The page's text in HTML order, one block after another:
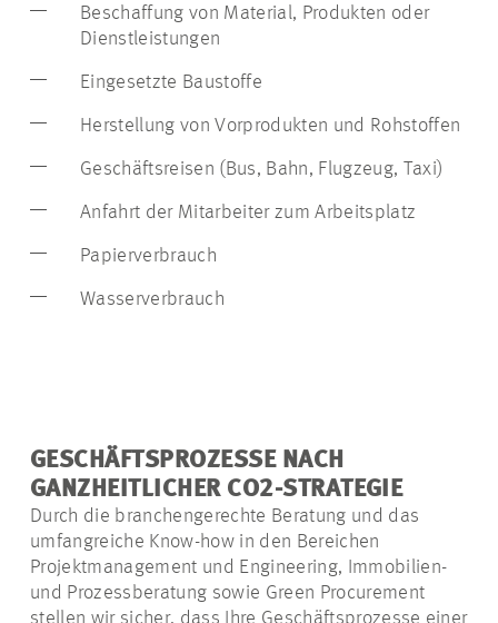
Beschaffung von Material, Produkten oder
Dienstleistungen
Eingesetzte Baustoffe
Herstellung von Vorprodukten und Rohstoffen
Geschäftsreisen (Bus, Bahn, Flugzeug, Taxi)
Anfahrt der Mitarbeiter zum Arbeitsplatz
Papierverbrauch
Wasserverbrauch
GESCHÄFTSPROZESSE NACH
GANZHEITLICHER CO2-STRATEGIE
Durch die branchengerechte Beratung und das
umfangreiche Know-how in den Bereichen
Projektmanagement und Engineering, Immobilien-
und Prozessberatung sowie Green Procurement
stellen wir sicher, dass Ihre Geschäftsprozesse einer